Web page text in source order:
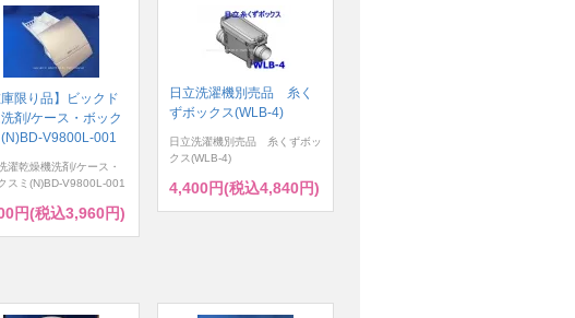
庫限り品】ビックド
剤/ケース・ボック
V9800L-001
濯乾燥機洗剤/ケース・
スミ(N)BD-V9800L-001
円(税込3,960円)
日立洗濯機別売品 糸く
ずボックス(WLB-4)
日立洗濯機別売品 糸くずボッ
クス(WLB-4)
4,400円(税込4,840円)